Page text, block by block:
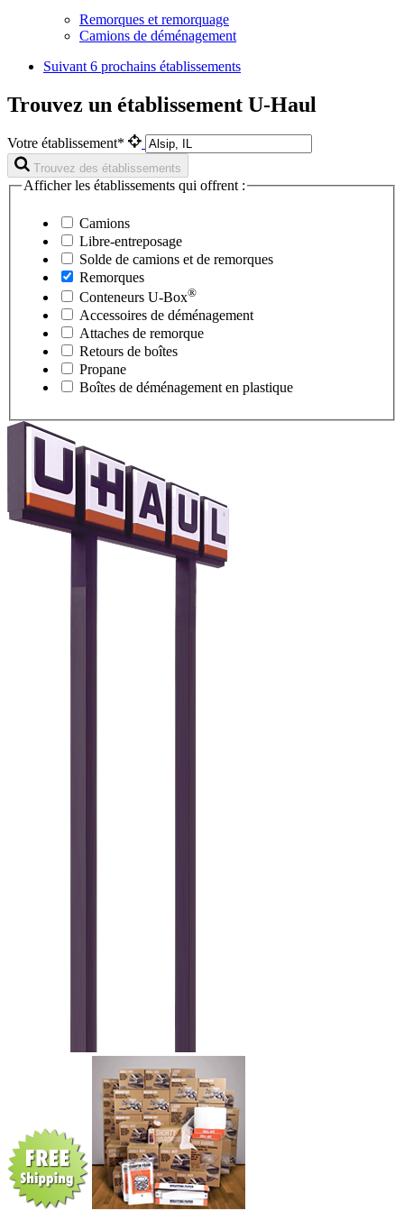
Remorques et remorquage
Camions de déménagement
Suivant 6 prochains établissements
Trouvez un établissement U-Haul
Votre établissement*
Trouvez des établissements
Afficher les établissements qui offrent :
Camions
Libre-entreposage
Solde de camions et de remorques
Remorques
Conteneurs U-Box®
Accessoires de déménagement
Attaches de remorque
Retours de boîtes
Propane
Boîtes de déménagement en plastique